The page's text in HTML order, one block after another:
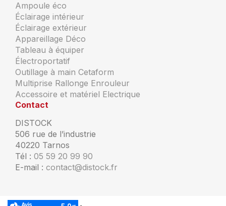
Ampoule éco
Éclairage intérieur
Éclairage extérieur
Appareillage Déco
Tableau à équiper
Électroportatif
Outillage à main Cetaform
Multiprise Rallonge Enrouleur
Accessoire et matériel Electrique
Contact
DISTOCK
506 rue de l’industrie
40220 Tarnos
Tél : 05 59 20 99 90
E-mail : contact@distock.fr